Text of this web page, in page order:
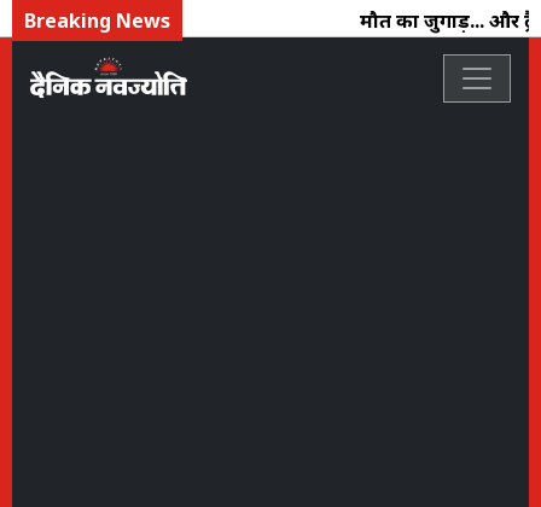
Breaking News मौत का जुगाड़... और